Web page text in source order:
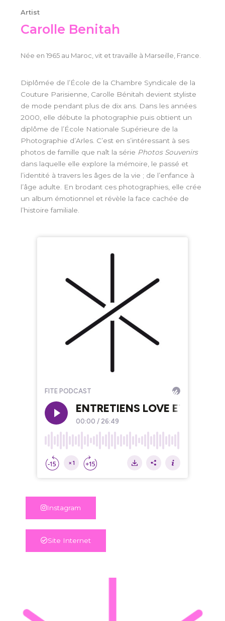
Artist
Carolle Benitah
Née en 1965 au Maroc, vit et travaille à Marseille, France.
Diplômée de l’École de la Chambre Syndicale de la
Couture Parisienne, Carolle Bénitah devient styliste
de mode pendant plus de dix ans. Dans les années
2000, elle débute la photographie puis obtient un
diplôme de l’École Nationale Supérieure de la
Photographie d’Arles. C’est en s’intéressant à ses
photos de famille que naît la série Photos Souvenirs
dans laquelle elle explore la mémoire, le passé et
l’identité à travers les âges de la vie ; de l’enfance à
l’âge adulte. En brodant ces photographies, elle crée
un album émotionnel et révèle la face cachée de
l’histoire familiale.
Instagram
Site Internet